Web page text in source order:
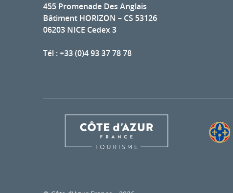
455 Promenade Des Anglais
Bâtiment HORIZON – CS 53126
06203 NICE Cedex 3
Tél : +33 (0)4 93 37 78 78